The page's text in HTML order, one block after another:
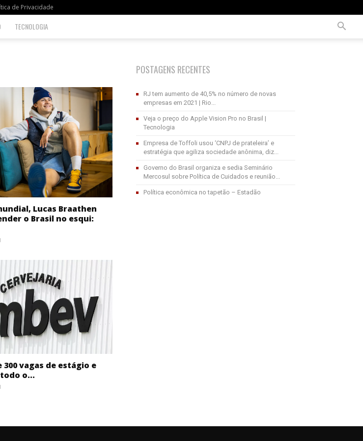
de Privacidade
TECNOLOGIA
Lucas Braathen
o Brasil no esqui:
300 vagas de estágio e
o...
POSTAGENS RECENTES
RJ tem aumento de 40,5% no número de novas
empresas em 2021 | Rio...
Veja o preço do Apple Vision Pro no Brasil |
Tecnologia
Empresa de Toffoli usou ‘CNPJ de prateleira’ e
estratégia que agiliza sociedade anônima, diz...
Governo do Brasil organiza e sedia Seminário
Mercosul sobre Política de Cuidados e reunião...
Política econômica no tapetão – Estadão